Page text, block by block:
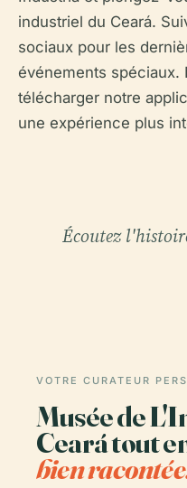
industriel du Ceará.
sociaux pour les
événements spéciaux.
télécharger notre
une expérience plus
Écoutez
VOTRE CURATEUR
Musée de
Ceará tout
bien